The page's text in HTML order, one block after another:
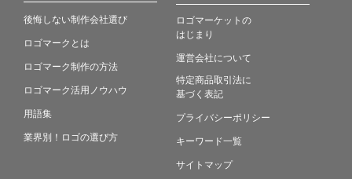
後悔しない制作会社選び
ロゴマークとは
ロゴマーク制作の方法
ロゴマーク活用ノウハウ
用語集
業界別！ロゴの選び方
ロゴマーケットの
はじまり
運営会社について
特定商品取引法に
基づく表記
プライバシーポリシー
キーワード一覧
サイトマップ